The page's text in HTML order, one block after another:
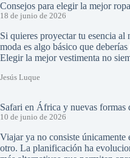
Consejos para elegir la mejor
18 de junio de 2026
Si quieres proyectar tu esencia al
moda es algo básico que
Elegir la mejor vestimenta no
Jesús Luque
Safari en África y nuevas formas
10 de junio de 2026
Viajar ya no consiste únicamente
otro. La planificación ha